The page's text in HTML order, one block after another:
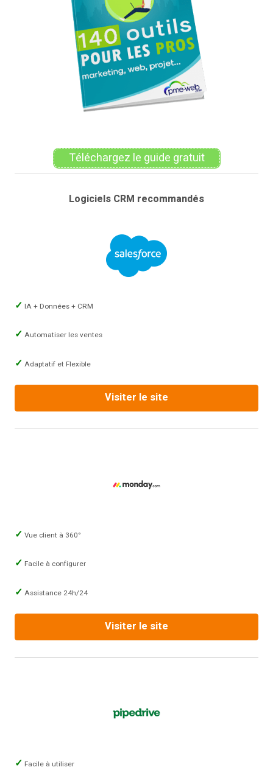
Téléchargez le guide gratuit
Logiciels CRM recommandés
IA + Données + CRM
Automatiser les ventes
Adaptatif et Flexible
Visiter le site
Vue client à 360°
Facile à configurer
Assistance 24h/24
Visiter le site
Facile à utiliser